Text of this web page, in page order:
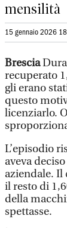
mensilità
15 gennaio 2026
Brescia
recuperato
gli erano
questo
licenziarlo.
L’episodio
aveva
aziendale.
il resto di
della
spettasse.